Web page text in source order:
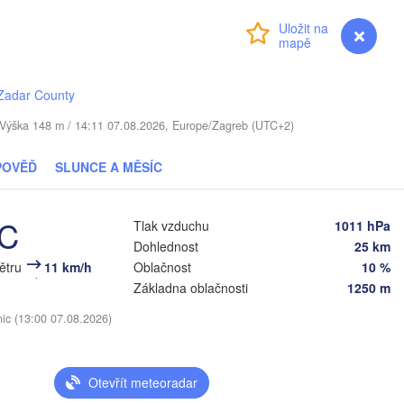
myVentusky Předpověď
County
148 m / 14:11 07.08.2026, Europe/Zagreb (UTC+2)
SLUNCE A MĚSÍC
11 km/h
Tlak vzduchu
1011 hPa
Dohlednost
25 km
Oblačnost
10 %
Základna oblačnosti
1250 m
(13:00 07.08.2026)
Otevřít meteoradar
(Cherkasy)
Хмельницький
Кременчук
Вінниця
(Vinnytsia)
Одеса
Chișinău
Galați
UKRAJINA
MOLDAVSKO
(Sumy)